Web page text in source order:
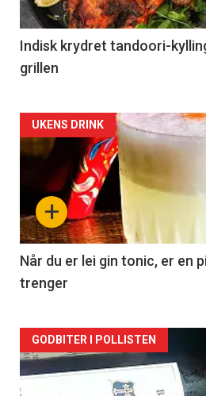
Indisk krydret tandoori-
grillen
Forsiden
akkurat
nå
-
2
+
UKENS DRINK
Når du er lei gin tonic, er en
trenger
Forsiden
akkurat
GODBITER I POLLISTEN